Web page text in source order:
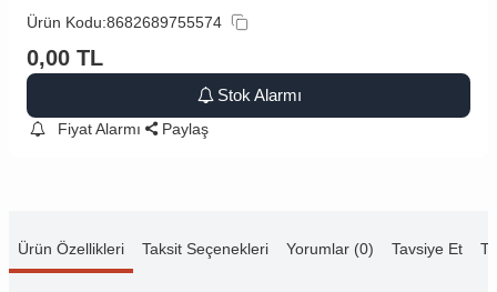
Ürün Kodu:8682689755574
0,00 TL
Stok Alarmı
Fiyat Alarmı Paylaş
Ürün Özellikleri Taksit Seçenekleri Yorumlar (0) Tavsiye Et